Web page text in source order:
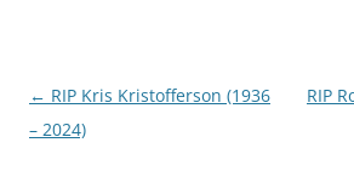
Post
navigation
← RIP Kris Kristofferson (1936
– 2024)
RIP